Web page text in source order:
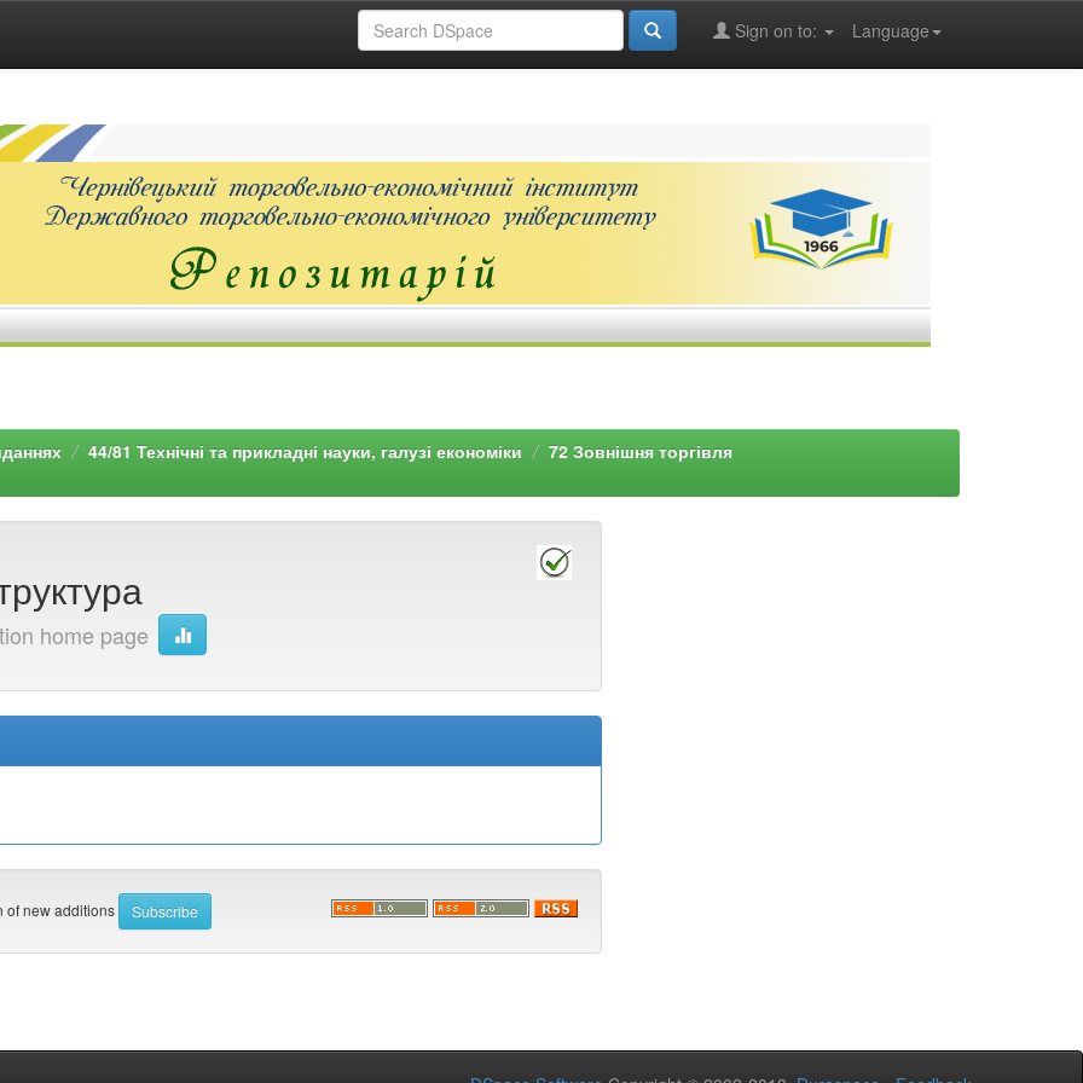
Language
Sign on to:
44/81 Технічні та прикладні науки, галузі економіки
72 Зовнішня торгівля
home page
of new additions